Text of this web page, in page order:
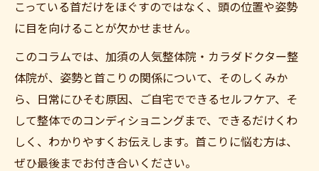
こっている首だけをほぐすのではなく、頭の位置や姿勢
に目を向けることが欠かせません。
このコラムでは、加須の人気整体院・カラダドクター整
体院が、姿勢と首こりの関係について、そのしくみか
ら、日常にひそむ原因、ご自宅でできるセルフケア、そ
して整体でのコンディショニングまで、できるだけくわ
しく、わかりやすくお伝えします。首こりに悩む方は、
ぜひ最後までお付き合いください。